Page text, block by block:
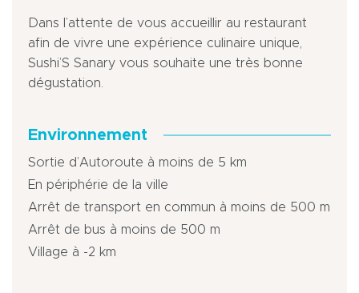
Dans l’attente de vous accueillir au restaurant
afin de vivre une expérience culinaire unique,
Sushi’S Sanary vous souhaite une très bonne
dégustation.
Environnement
Sortie d’Autoroute à moins de 5 km
En périphérie de la ville
Arrêt de transport en commun à moins de 500 m
Arrêt de bus à moins de 500 m
Village à -2 km